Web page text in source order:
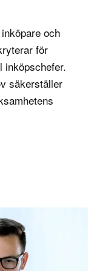
en
och
en
och
Att ha en
att hitta de
priser
på
och
för
inköpschefer.
säkerställer